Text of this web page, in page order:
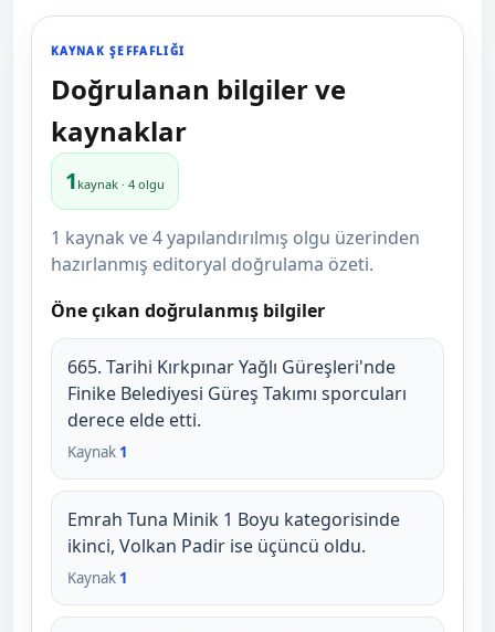
KAYNAK ŞEFFAFLIĞI
Doğrulanan bilgiler ve
kaynaklar
1 kaynak · 4 olgu
1 kaynak ve 4 yapılandırılmış olgu üzerinden
hazırlanmış editoryal doğrulama özeti.
Öne çıkan doğrulanmış bilgiler
665. Tarihi Kırkpınar Yağlı Güreşleri'nde
Finike Belediyesi Güreş Takımı sporcuları
derece elde etti.
Kaynak 1
Emrah Tuna Minik 1 Boyu kategorisinde
ikinci, Volkan Padir ise üçüncü oldu.
Kaynak 1